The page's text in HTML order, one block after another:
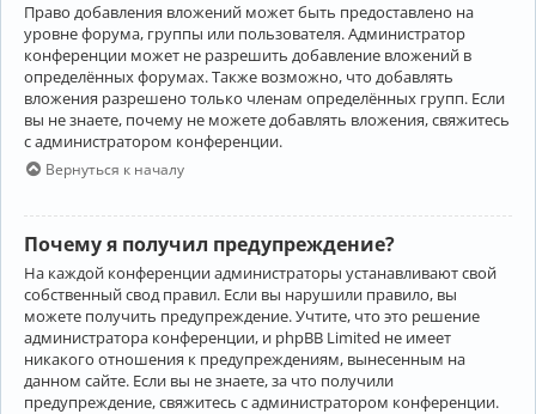
Право добавления вложений может быть предоставлено на
уровне форума, группы или пользователя. Администратор
конференции может не разрешить добавление вложений в
определённых форумах. Также возможно, что добавлять
вложения разрешено только членам определённых групп. Если
вы не знаете, почему не можете добавлять вложения, свяжитесь
с администратором конференции.
Вернуться к началу
Почему я получил предупреждение?
На каждой конференции администраторы устанавливают свой
собственный свод правил. Если вы нарушили правило, вы
можете получить предупреждение. Учтите, что это решение
администратора конференции, и phpBB Limited не имеет
никакого отношения к предупреждениям, вынесенным на
данном сайте. Если вы не знаете, за что получили
предупреждение, свяжитесь с администратором конференции.